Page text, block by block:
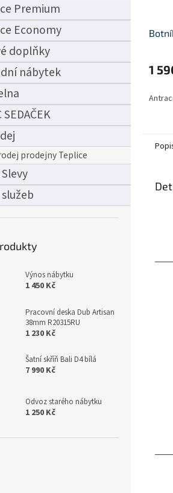
Premium
Economy
doplňky
nábytek
SEDAČEK
prodejny Teplice
Slevy
Výnos nábytku
1 450 Kč
Pracovní deska Dub Artisan
38mm R20315RU
1 230 Kč
Šatní skříň Bali D4 bílá
7 990 Kč
Odvoz starého nábytku
1 250 Kč
1